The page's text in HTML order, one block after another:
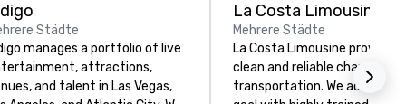
Städte
manages a portfolio of live
attractions,
and talent in Las Vegas,
La Costa Limousine
Mehrere Städte
La Costa Limousine provides
clean and reliable
transportation. We achieve